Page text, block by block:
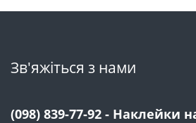
Зв'яжіться з нами
(098) 839-77-92 - Наклейки